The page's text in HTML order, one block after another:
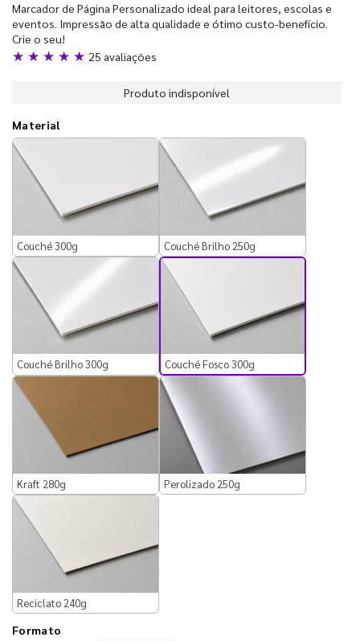
Marcador de Página Personalizado ideal para leitores, escolas e
eventos. Impressão de alta qualidade e ótimo custo-benefício.
Crie o seu!
★ ★ ★ ★ ★ 25 avaliações
Produto indisponível
Material
Couché 300g Couché Brilho 250g
Couché Brilho 300g Couché Fosco 300g
Kraft 280g Perolizado 250g
Reciclato 240g
Formato